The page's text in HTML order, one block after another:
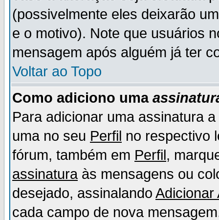
(possivelmente eles deixarão
e o motivo). Note que usuários
mensagem após alguém já ter
Voltar ao Topo
Como adiciono uma
Para adicionar uma assinatura
uma no seu Perfil no respectivo
fórum, também em Perfil,
assinaturaàs mensagens ou
desejado, assinalando Adicionar
cada campo de nova